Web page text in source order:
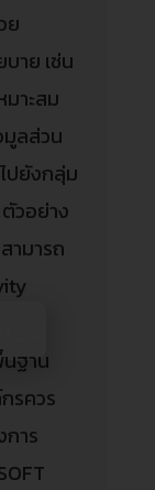
ย
าย เช่น
าะสม
มูลส่วน
ปยังกลุ่ม
วอย่าง
ามารถ
ฐาน
รควร
าร